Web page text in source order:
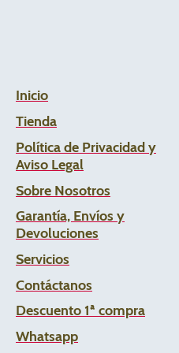
Inicio
Tienda
Política de Privacidad y
Aviso Legal
Sobre Nosotros
Garantía, Envíos y
Devoluciones
Servicios
Contáctanos
Descuento 1ª compra
Whatsapp